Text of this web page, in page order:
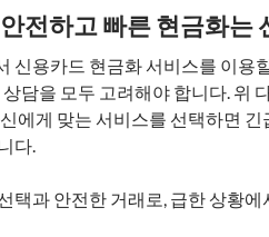
전하고 빠른 현금화는
신용카드 현금화 서비스를 이용
상담을 모두 고려해야 합니다. 위
에게 맞는 서비스를 선택하면
다.
택과 안전한 거래로, 급한 상황